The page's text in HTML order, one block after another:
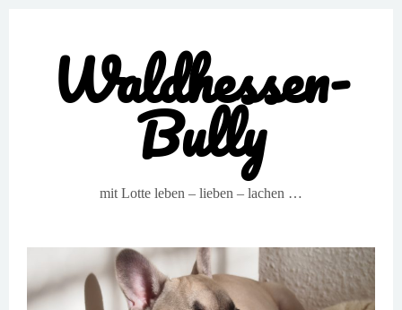
Waldhessen-
Bully
mit Lotte leben – lieben – lachen …